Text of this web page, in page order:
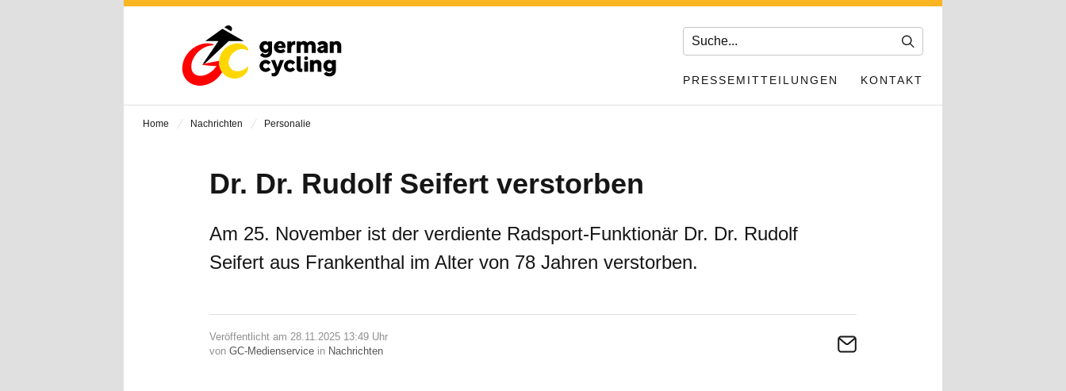
PRESSEMITTEILUNGEN KONTAKT
Home Nachrichten Personalie
Dr. Dr. Rudolf Seifert verstorben
Am 25. November ist der verdiente Radsport-Funktionär Dr. Dr. Rudolf
Seifert aus Frankenthal im Alter von 78 Jahren verstorben.
Veröffentlicht am 28.11.2025 13:49 Uhr
von GC-Medienservice in Nachrichten